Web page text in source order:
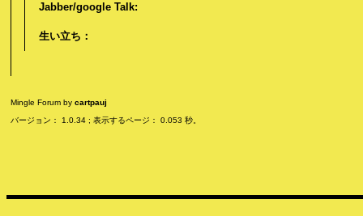
Jabber/google Talk:
生い立ち：
Mingle Forum by cartpauj
バージョン： 1.0.34 ; 表示するページ： 0.053 秒。